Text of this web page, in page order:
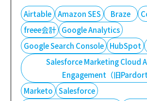
Airtable Amazon SES Braze
freee会計
Google Analytics
Google Search Console
HubSpot
Salesforce Marketing Cloud
Engagement（旧Pardort
Marketo
Salesforce